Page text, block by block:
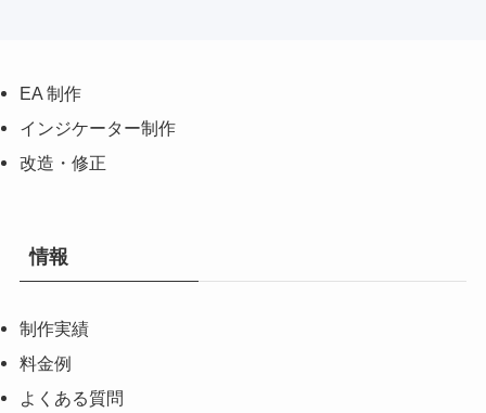
EA 制作
インジケーター制作
改造・修正
情報
制作実績
料金例
よくある質問